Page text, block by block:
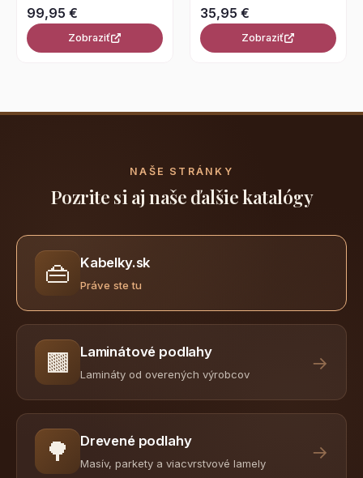
99,95 €
Zobraziť
35,95 €
Zobraziť
NAŠE STRÁNKY
Pozrite si aj naše ďalšie katalógy
👜 Kabelky.sk
Práve ste tu
🟫 Laminátové podlahy
Lamináty od overených výrobcov
→
🌳 Drevené podlahy
Masív, parkety a viacvrstvové lamely
→